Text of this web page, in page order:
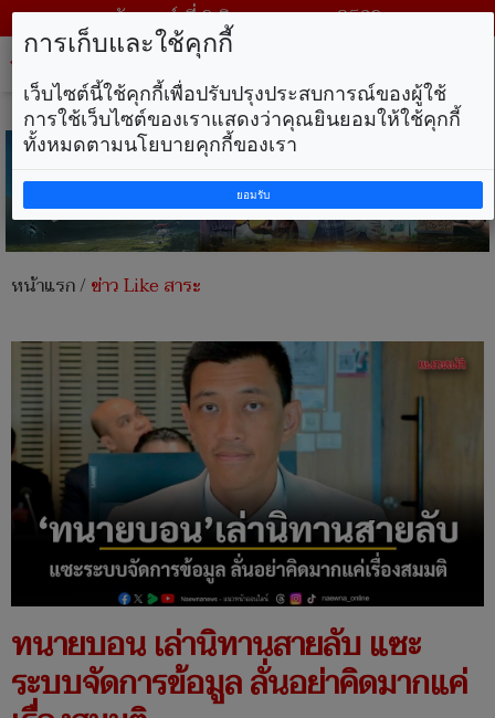
วันเสาร์ ที่ 8 สิงหาคม พ.ศ. 2569
หน้าแรก/ข่าว Like สาระ
ทนายบอน เล่านิทานสายลับ แซะ
ระบบจัดการข้อมูล ลั่นอย่าคิดมากแค่
การเก็บและใช้คุกกี้
เว็บไซต์นี้ใช้คุกกี้เพื่อปรับปรุงประสบการณ์ของผู้ใช้
การใช้เว็บไซต์ของเราแสดงว่าคุณยินยอมให้ใช้คุกกี้
ทั้งหมดตามนโยบายคุกกี้ของเรา
ยอมรับ